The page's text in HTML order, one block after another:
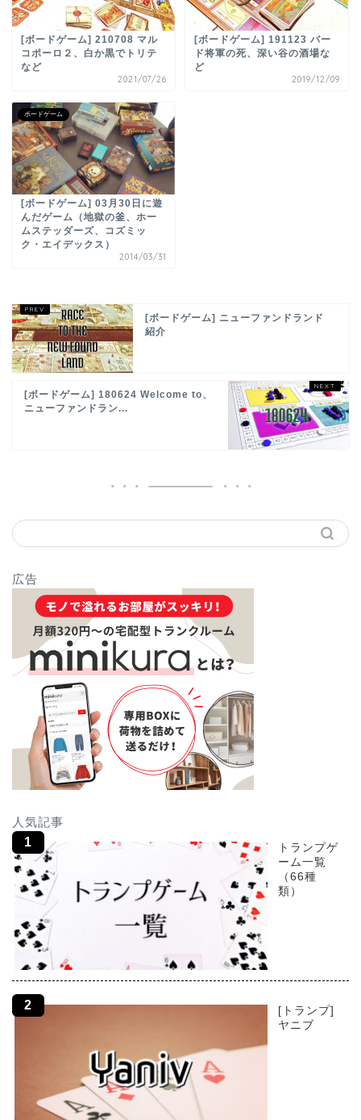
[ボードゲーム] 210708 マル
コポーロ２、白か黒でトリテ
など
2021/07/26
[ボードゲーム] 191123 バー
ド将軍の死、深い谷の酒場な
ど
2019/12/09
ボードゲーム
[ボードゲーム] 03月30日に遊
んだゲーム（地獄の釜、ホー
ムステッダーズ、コズミッ
ク・エイデックス）
2014/03/31
[ボードゲーム] ニューファンドランド
紹介
[ボードゲーム] 180624 Welcome to、
ニューファンドラン...
広告
人気記事
トランプゲ
ーム一覧
（66種
類）
[トランプ]
ヤニブ